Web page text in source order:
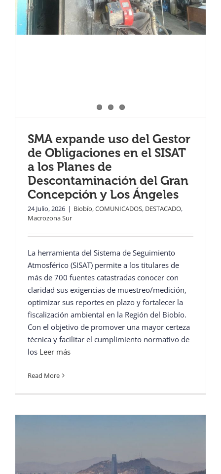
SMA expande uso del Gestor
de Obligaciones en el SISAT
a los Planes de
Descontaminación del Gran
Concepción y Los Ángeles
24 Julio, 2026 | Biobío,COMUNICADOS, DESTACADO,
Macrozona Sur
La herramienta del Sistema de Seguimiento
Atmosférico (SISAT) permite a los titulares de
más de 700 fuentes catastradas conocer con
claridad sus exigencias de muestreo/medición,
optimizar sus reportes en plazo y fortalecer la
fiscalización ambiental en la Región del Biobío.
Con el objetivo de promover una mayor certeza
técnica y facilitar el cumplimiento normativo de
los Leer más
Read More